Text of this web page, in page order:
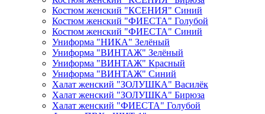
Костюм женский "КСЕНИЯ" Синий
Костюм женский "ФИЕСТА" Голубой
Костюм женский "ФИЕСТА" Синий
Униформа "НИКА" Зелёный
Униформа "ВИНТАЖ" Зелёный
Униформа "ВИНТАЖ" Красный
Униформа "ВИНТАЖ" Синий
Халат женский "ЗОЛУШКА" Василёк
Халат женский "ЗОЛУШКА" Бирюза
Халат женский "ФИЕСТА" Голубой